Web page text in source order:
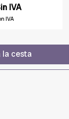
IVA
IVA
la cesta